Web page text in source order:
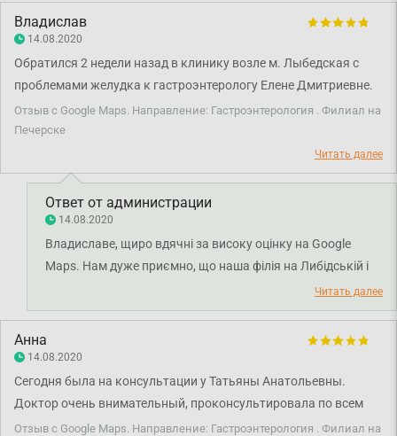
Владислав
14.08.2020
Обратился 2 недели назад в клинику возле м. Лыбедская с
проблемами желудка к гастроэнтерологу Елене Дмитриевне.
Врач ну очень внимательная, направила на обследование,
затем назначила лечение. Все отлично! Желудок не беспокоит,
могу ночью спать, я доволен! Вообще клиника очень хорошая,
все доброжелательны.
Отзыв с Google Maps. Направление: Гастроэнтерология . Филиал на
Печерске
Читать далее
Ответ от администрации
14.08.2020
Владиславе, щиро вдячні за високу оцінку на Google
Maps. Нам дуже приємно, що наша філія на Либідській і
професійність лікаря залишили у вас лише позитивні
враження. Дякуємо за довіру і щиро бажаємо вам
Читать далее
Анна
14.08.2020
Сегодня была на консультации у Татьяны Анатольевны.
Доктор очень внимательный, проконсультировала по всем
вопросам. Спасибо большое!
Отзыв с Google Maps. Направление: Гастроэнтерология . Филиал на